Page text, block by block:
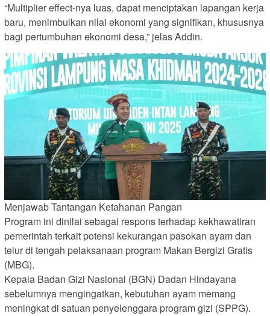
“Multiplier effect-nya luas, dapat menciptakan lapangan kerja
baru, menimbulkan nilai ekonomi yang signifikan, khususnya
bagi pertumbuhan ekonomi desa,” jelas Addin.
Menjawab Tantangan Ketahanan Pangan
Program ini dinilai sebagai respons terhadap kekhawatiran
pemerintah terkait potensi kekurangan pasokan ayam dan
telur di tengah pelaksanaan program Makan Bergizi Gratis
(MBG).
Kepala Badan Gizi Nasional (BGN) Dadan Hindayana
sebelumnya mengingatkan, kebutuhan ayam memang
meningkat di satuan penyelenggara program gizi (SPPG).